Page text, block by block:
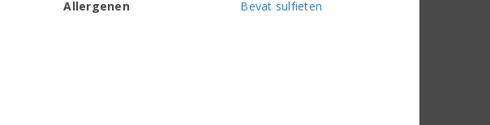
Allergenen
Bevat sulfieten